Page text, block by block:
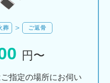
葬 ご返骨
円〜
指定の場所にお伺い